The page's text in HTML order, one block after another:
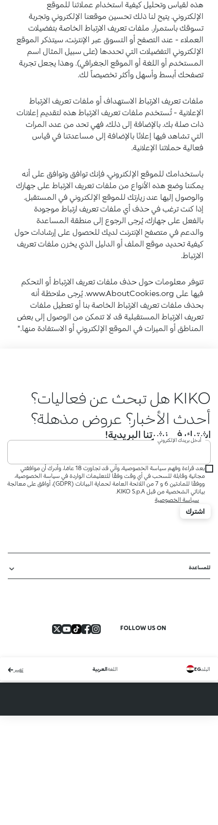
هذه لقياس وتحليل كيفية استخدام عملائنا للموقع
الإلكتروني. يتيح لنا ذلك تحسين موقعنا الإلكتروني وتجربة
تسوقك باستمرار. ملفات تعريف الارتباط الخاصة بتفضيلات
العملاء - عند التصفح أو التسوق عبر الإنترنت، سيتذكر الموقع
الإلكتروني التفضيلات التي تحددها (على سبيل المثال اسم
المستخدم أو اللغة أو الموقع الجغرافي). وهذا يجعل تجربة
تصفحك أبسط وأسهل وأكثر تخصيصاً لك.
ملفات تعريف الارتباط الاستهداف أو ملفات تعريف الارتباط
الإعلانية - تُستخدم ملفات تعريف الارتباط هذه لتقديم إعلانات
ذات صلة بك. بالإضافة إلى ذلك، فهي تحد من عدد المرات
التي تشاهد فيها إعلانًا بالإضافة إلى مساعدتنا في قياس
فعالية حملاتنا الإعلانية.
باستخدامك للموقع الإلكتروني، فإنك توافق وتوافق على أنه
يمكننا وضع هذه الأنواع من ملفات تعريف الارتباط على جهازك
والوصول إليها عند زيارتك للموقع الإلكتروني في المستقبل.
إذا كنت ترغب في حذف أي ملفات تعريف ارتباط موجودة
بالفعل على جهازك، يُرجى الرجوع إلى منطقة المساعدة
والدعم في متصفح الإنترنت لديك للحصول على إرشادات حول
كيفية تحديد موقع الملف أو الدليل الذي يخزن ملفات تعريف
الارتباط.
تتوفر معلومات حول حذف ملفات تعريف الارتباط أو التحكم
فيها على www.AboutCookies.org. يُرجى ملاحظة أنه
بحذف ملفات تعريف الارتباط الخاصة بنا أو تعطيل ملفات
تعريف الارتباط المستقبلية قد لا تتمكن من الوصول إلى بعض
المناطق أو الميزات في الموقع الإلكتروني أو الاستفادة منها."
KIKO هل تبحث عن فعاليات؟
أحدث الأخبار؟ عروض مذهلة؟
اشترك في نشرتنا البريدية!
أدخل بريدك الإلكتروني
بعد قراءة وفهم سياسة الخصوصية، وأني قد تجاوزت 18 عامًا، وأدرك أن موافقتي
مجانية وقابلة للسحب في أي وقت وفقًا للتعليمات الواردة في سياسة الخصوصية،
ووفقًا للمادتين 6 و 7 من اللائحة العامة لحماية البيانات (GDPR)، أوافق على معالجة
بياناتي الشخصية من قبل KIKO S.p.A.
سياسة الخصوصية
اشترك
للمساعدة
FOLLOW US ON
البلدEG اللغةالعربية تغيير